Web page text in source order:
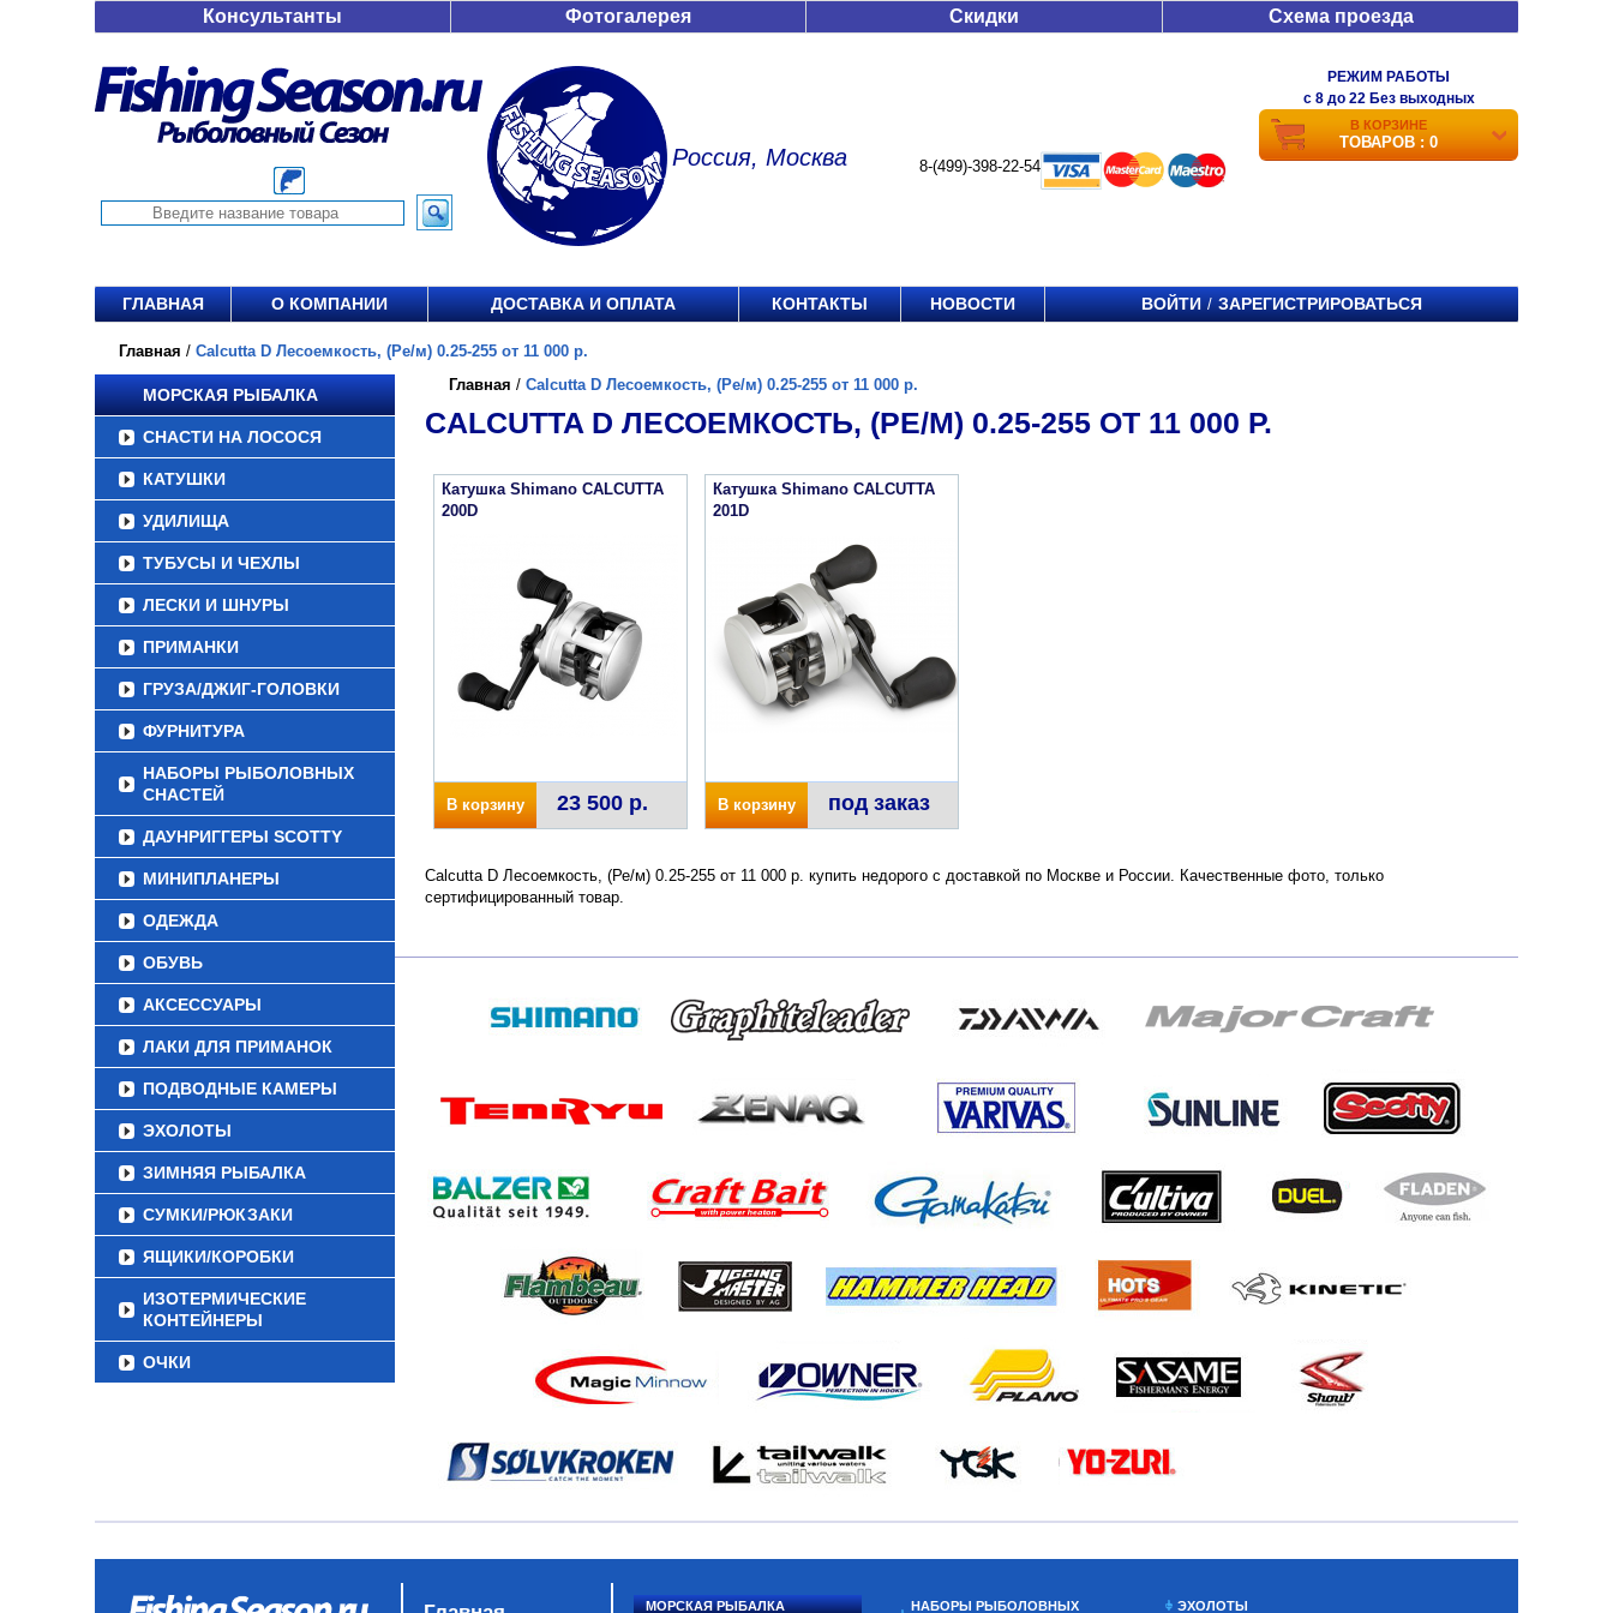
Консультанты Фотогалерея Скидки Схема проезда
Россия, Москва 8-(499)-398-22-54
РЕЖИМ РАБОТЫ
c 8 до 22 Без выходных
В КОРЗИНЕ
ТОВАРОВ : 0
ГЛАВНАЯ О КОМПАНИИ ДОСТАВКА И ОПЛАТА КОНТАКТЫ НОВОСТИ ВОЙТИ / ЗАРЕГИСТРИРОВАТЬСЯ
Главная / Calcutta D Лесоемкость, (Ре/м) 0.25-255 от 11 000 р.
МОРСКАЯ РЫБАЛКА
СНАСТИ НА ЛОСОСЯ
КАТУШКИ
УДИЛИЩА
ТУБУСЫ И ЧЕХЛЫ
ЛЕСКИ И ШНУРЫ
ПРИМАНКИ
ГРУЗА/ДЖИГ-ГОЛОВКИ
ФУРНИТУРА
НАБОРЫ РЫБОЛОВНЫХ
СНАСТЕЙ
ДАУНРИГГЕРЫ SCOTTY
МИНИПЛАНЕРЫ
ОДЕЖДА
ОБУВЬ
АКСЕССУАРЫ
ЛАКИ ДЛЯ ПРИМАНОК
ПОДВОДНЫЕ КАМЕРЫ
ЭХОЛОТЫ
ЗИМНЯЯ РЫБАЛКА
СУМКИ/РЮКЗАКИ
ЯЩИКИ/КОРОБКИ
ИЗОТЕРМИЧЕСКИЕ
КОНТЕЙНЕРЫ
ОЧКИ
Главная / Calcutta D Лесоемкость, (Ре/м) 0.25-255 от 11 000 р.
CALCUTTA D ЛЕСОЕМКОСТЬ, (РЕ/М) 0.25-255 ОТ 11 000 Р.
Катушка Shimano CALCUTTA
200D
В корзину 23 500 р.
Катушка Shimano CALCUTTA
201D
В корзину под заказ
Calcutta D Лесоемкость, (Ре/м) 0.25-255 от 11 000 р. купить недорого с доставкой по Москве и России. Качественные фото, только
сертифицированный товар.
МОРСКАЯ РЫБАЛКА НАБОРЫ РЫБОЛОВНЫХ ЭХОЛОТЫ